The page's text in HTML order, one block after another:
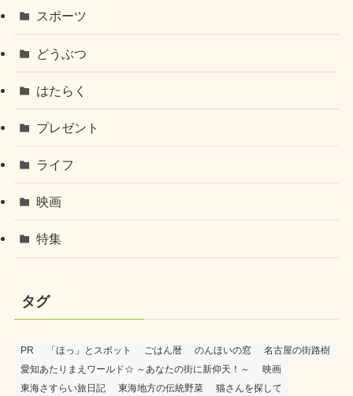
スポーツ
どうぶつ
はたらく
プレゼント
ライフ
映画
特集
タグ
PR 「ほっ」とスポット ごはん暦 のんほいの窓
名古屋の街路樹
愛知あたりまえワールド☆ ～あなたの街に新仰天！～
映画
東海さすらい旅日記
東海地方の伝統野菜 猫さんを探して